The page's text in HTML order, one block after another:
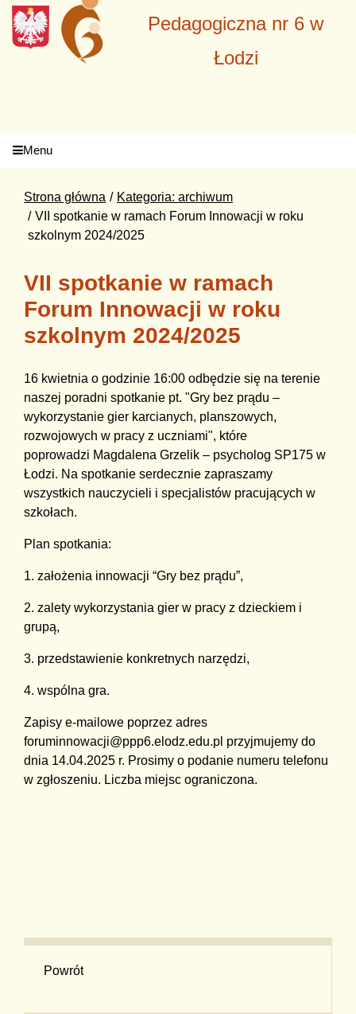
Pedagogiczna nr 6 w
Łodzi
Menu
Strona główna
Kategoria: archiwum
VII spotkanie w ramach Forum Innowacji w roku
szkolnym 2024/2025
VII spotkanie w ramach
Forum Innowacji w roku
szkolnym 2024/2025
16 kwietnia o godzinie 16:00 odbędzie się na terenie
naszej poradni spotkanie pt. "Gry bez prądu –
wykorzystanie gier karcianych, planszowych,
rozwojowych w pracy z uczniami", które
poprowadzi Magdalena Grzelik – psycholog SP175 w
Łodzi. Na spotkanie serdecznie zapraszamy
wszystkich nauczycieli i specjalistów pracujących w
szkołach.
Plan spotkania:
1. założenia innowacji “Gry bez prądu”,
2. zalety wykorzystania gier w pracy z dzieckiem i
grupą,
3. przedstawienie konkretnych narzędzi,
4. wspólna gra.
Zapisy e-mailowe poprzez adres
foruminnowacji@ppp6.elodz.edu.pl przyjmujemy do
dnia 14.04.2025 r. Prosimy o podanie numeru telefonu
w zgłoszeniu. Liczba miejsc ograniczona.
Powrót